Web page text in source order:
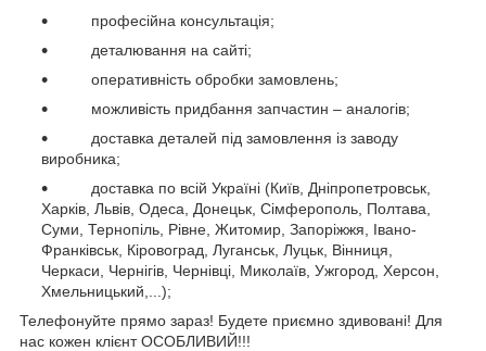
професійна консультація;
деталювання на сайті;
оперативність обробки замовлень;
можливість придбання запчастин – аналогів;
доставка деталей під замовлення із заводу
виробника;
доставка по всій Україні (Київ, Дніпропетровськ,
Харків, Львів, Одеса, Донецьк, Сімферополь, Полтава,
Суми, Тернопіль, Рівне, Житомир, Запоріжжя, Івано-
Франківськ, Кіровоград, Луганськ, Луцьк, Вінниця,
Черкаси, Чернігів, Чернівці, Миколаїв, Ужгород, Херсон,
Хмельницький,...);
Телефонуйте прямо зараз! Будете приємно здивовані! Для
нас кожен клієнт ОСОБЛИВИЙ!!!